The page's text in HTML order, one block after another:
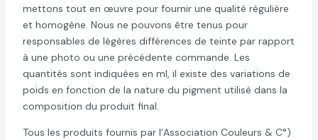
mettons tout en œuvre pour fournir une qualité régulière
et homogène. Nous ne pouvons être tenus pour
responsables de légères différences de teinte par rapport
à une photo ou une précédente commande. Les
quantités sont indiquées en ml, il existe des variations de
poids en fonction de la nature du pigment utilisé dans la
composition du produit final.
Tous les produits fournis par l’Association Couleurs & C°)